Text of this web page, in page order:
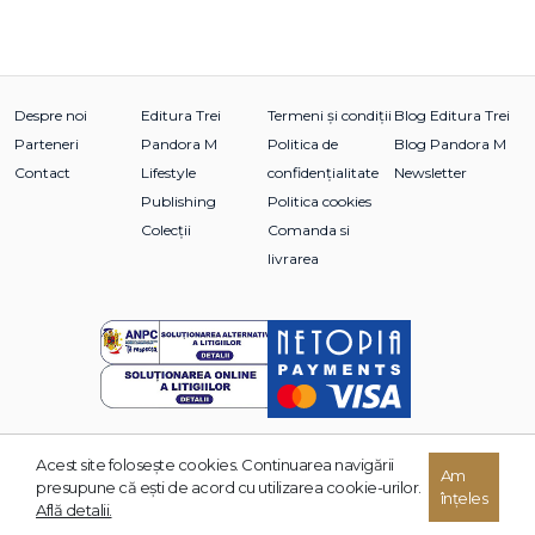
Despre noi
Parteneri
Contact
Editura Trei
Pandora M
Lifestyle
Publishing
Colecții
Termeni și condiții
Politica de
confidențialitate
Politica cookies
Comanda si
livrarea
Blog Editura Trei
Blog Pandora M
Newsletter
© 2026 Grupul Editorial TREI. Toate drepturile rezervate.
Acest site foloseşte cookies. Continuarea navigării
presupune că eşti de acord cu utilizarea cookie-urilor.
Află detalii.
Am
înțeles